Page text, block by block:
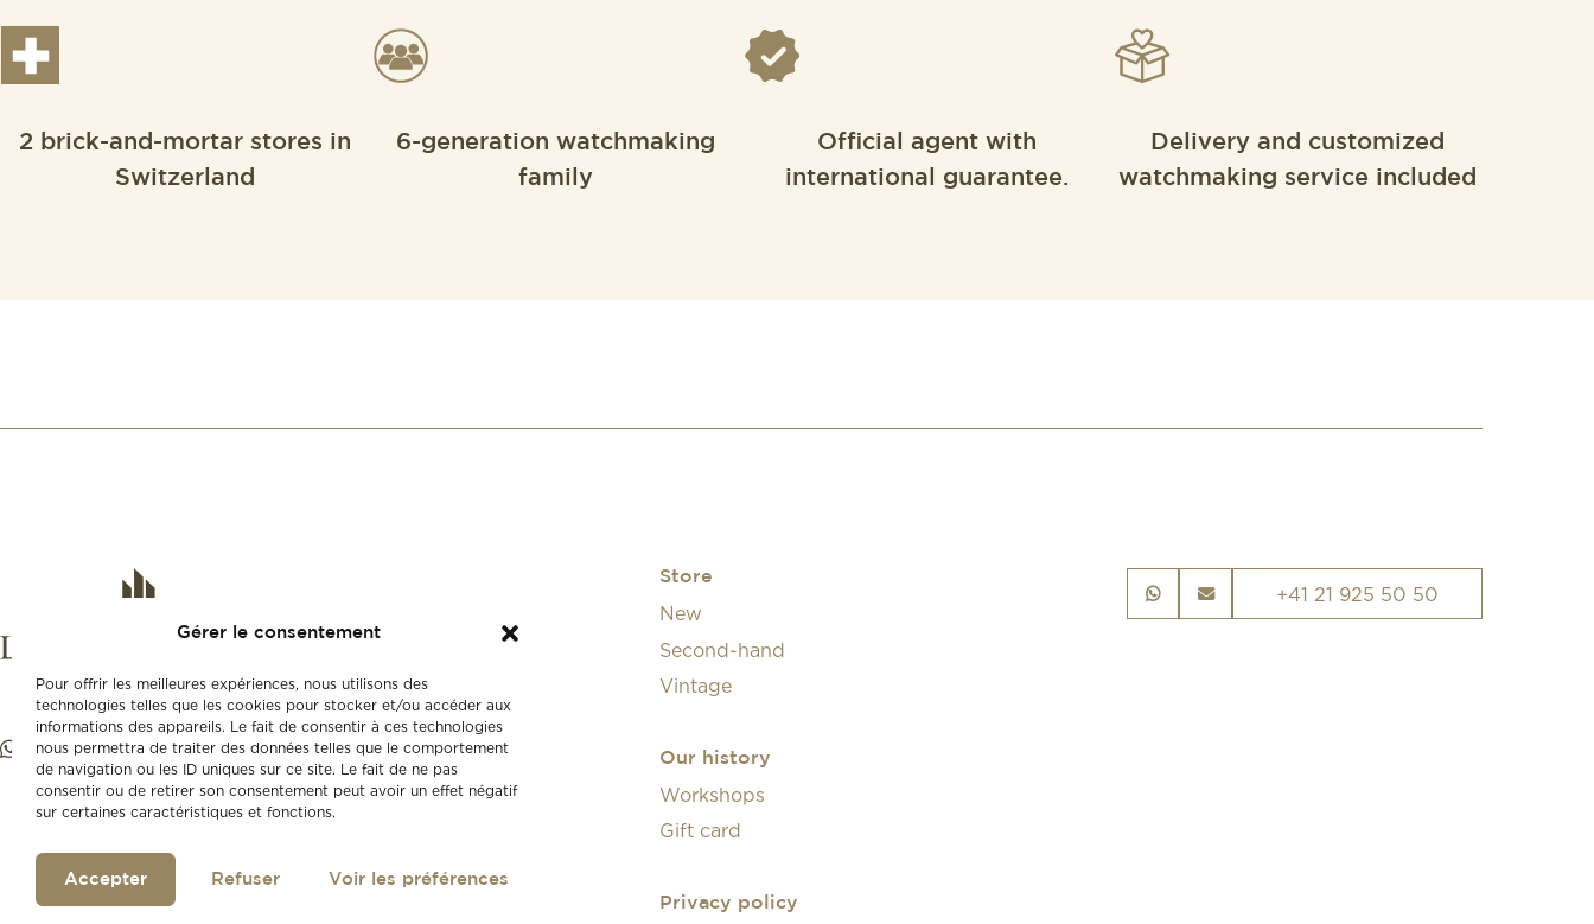
Gérer le consentement
Pour offrir les meilleures expériences, nous utilisons des
technologies telles que les cookies pour stocker et/ou accéder aux
informations des appareils. Le fait de consentir à ces technologies
nous permettra de traiter des données telles que le comportement
de navigation ou les ID uniques sur ce site. Le fait de ne pas
consentir ou de retirer son consentement peut avoir un effet négatif
sur certaines caractéristiques et fonctions.
Accepter Refuser Voir les préférences
2 brick-and-mortar stores in
Switzerland
6-generation watchmaking
family
Official agent with
international guarantee.
Delivery and customized
watchmaking service included
Store
New
Second-hand
Vintage
Our history
Workshops
Gift card
Privacy policy
+41 21 925 50 50